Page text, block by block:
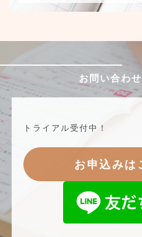
お問い合わ
トライアル受付中！
お申込みは